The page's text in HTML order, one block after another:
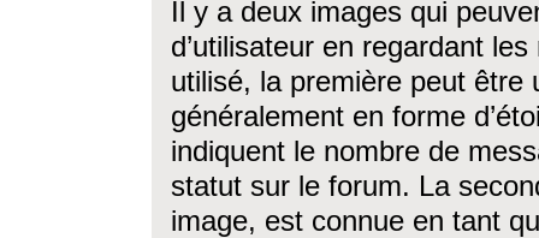
Il y a deux images qui
d’utilisateur en regardant
utilisé, la première peut être
généralement en forme
indiquent le nombre de
statut sur le forum. La
image, est connue en tant